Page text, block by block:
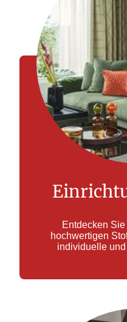
Entdecken
hochwertigen
individuelle